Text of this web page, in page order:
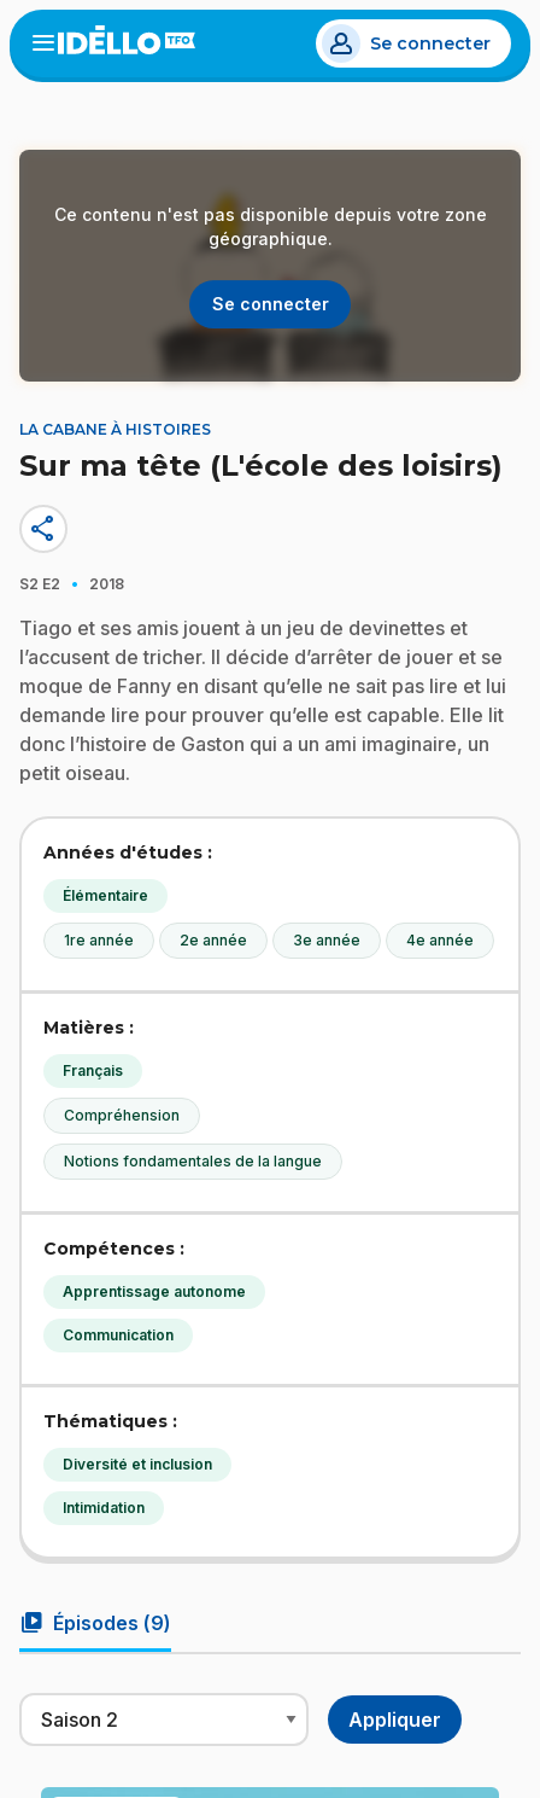
Aller
au
contenu
Open
menu
Se connecter
Ce contenu n'est pas disponible depuis votre zone
géographique.
Se connecter
LA CABANE À HISTOIRES
Sur ma tête (L'école des loisirs)
share
S2 E2 · 2018
Tiago et ses amis jouent à un jeu de devinettes et
l’accusent de tricher. Il décide d’arrêter de jouer et se
moque de Fanny en disant qu’elle ne sait pas lire et lui
demande lire pour prouver qu’elle est capable. Elle lit
donc l’histoire de Gaston qui a un ami imaginaire, un
petit oiseau.
Années d'études :
Élémentaire
1re année 2e année 3e année 4e année
Matières :
Français
Compréhension
Notions fondamentales de la langue
Compétences :
Apprentissage autonome
Communication
Thématiques :
Diversité et inclusion
Intimidation
video_library Épisodes (9)